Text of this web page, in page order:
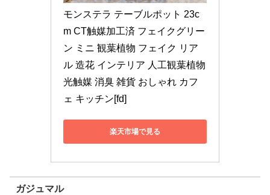
モンステラ テーブルポット 23c
m CT触媒加工済 フェイクグリー
ン ミニ 観葉植物 フェイク リア
ル 造花 インテリア 人工観葉植物
光触媒 消臭 雑貨 おしゃれ カフ
ェ キッチン[fd]
楽天市場で見る
ガジュマル